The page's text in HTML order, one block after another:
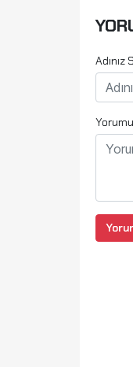
Adınız